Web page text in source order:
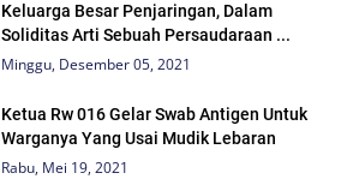
Keluarga Besar Penjaringan, Dalam
Soliditas Arti Sebuah Persaudaraan ...
Minggu, Desember 05, 2021
Ketua Rw 016 Gelar Swab Antigen Untuk
Warganya Yang Usai Mudik Lebaran
Rabu, Mei 19, 2021